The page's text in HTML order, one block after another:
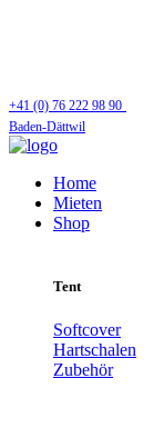
+41 (0) 76 222 98 90
Baden-Dättwil
Home
Mieten
Shop
Tent
Softcover
Hartschalen
Zubehör